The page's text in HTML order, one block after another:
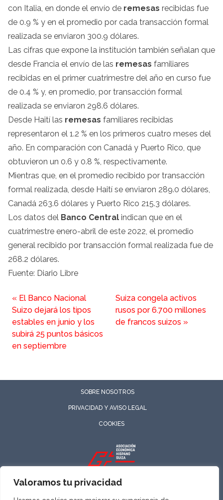
Valoramos tu privacidad
con Italia, en donde el envío de remesas recibidas fue
de 0.9 % y en el promedio por cada transacción formal
realizada se enviaron 300.9 dólares.
Las cifras que expone la institución también señalan que
desde Francia el envío de las remesas familiares
recibidas en el primer cuatrimestre del año en curso fue
de 0.4 % y, en promedio, por transacción formal
realizada se enviaron 298.6 dólares.
Desde Haití las remesas familiares recibidas
representaron el 1.2 % en los primeros cuatro meses del
año. En comparación con Canadá y Puerto Rico, que
obtuvieron un 0.6 y 0.8 %, respectivamente.
Mientras que, en el promedio recibido por transacción
formal realizada, desde Haití se enviaron 289.0 dólares,
Canadá 263.6 dólares y Puerto Rico 215.3 dólares.
Los datos del Banco Central indican que en el
cuatrimestre enero-abril de este 2022, el promedio
general recibido por transacción formal realizada fue de
268.2 dólares.
Fuente: Diario Libre
« El Banco Nacional
Suizo dejará los tipos
estables en junio y los
subirá 25 puntos básicos
en septiembre
Suiza congela activos
rusos por 6.700 millones
de francos suizos »
SOBRE NOSOTROS
PRIVACIDAD Y AVISO LEGAL
COOKIES
ASOCIACIÓN ECONÓMICA HISPANO SUIZA
Todos los derechos reservados